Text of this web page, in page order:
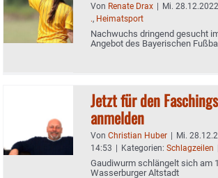
Von Renate Drax | Mi.
., Heimatsport
Nachwuchs dringend gesucht
Angebot des Bayerischen
Jetzt für den
anmelden
Von Christian Huber | Mi.
14:53 | Kategorien: Schlagzeilen
Gaudiwurm schlängelt sich am
Wasserburger Altstadt